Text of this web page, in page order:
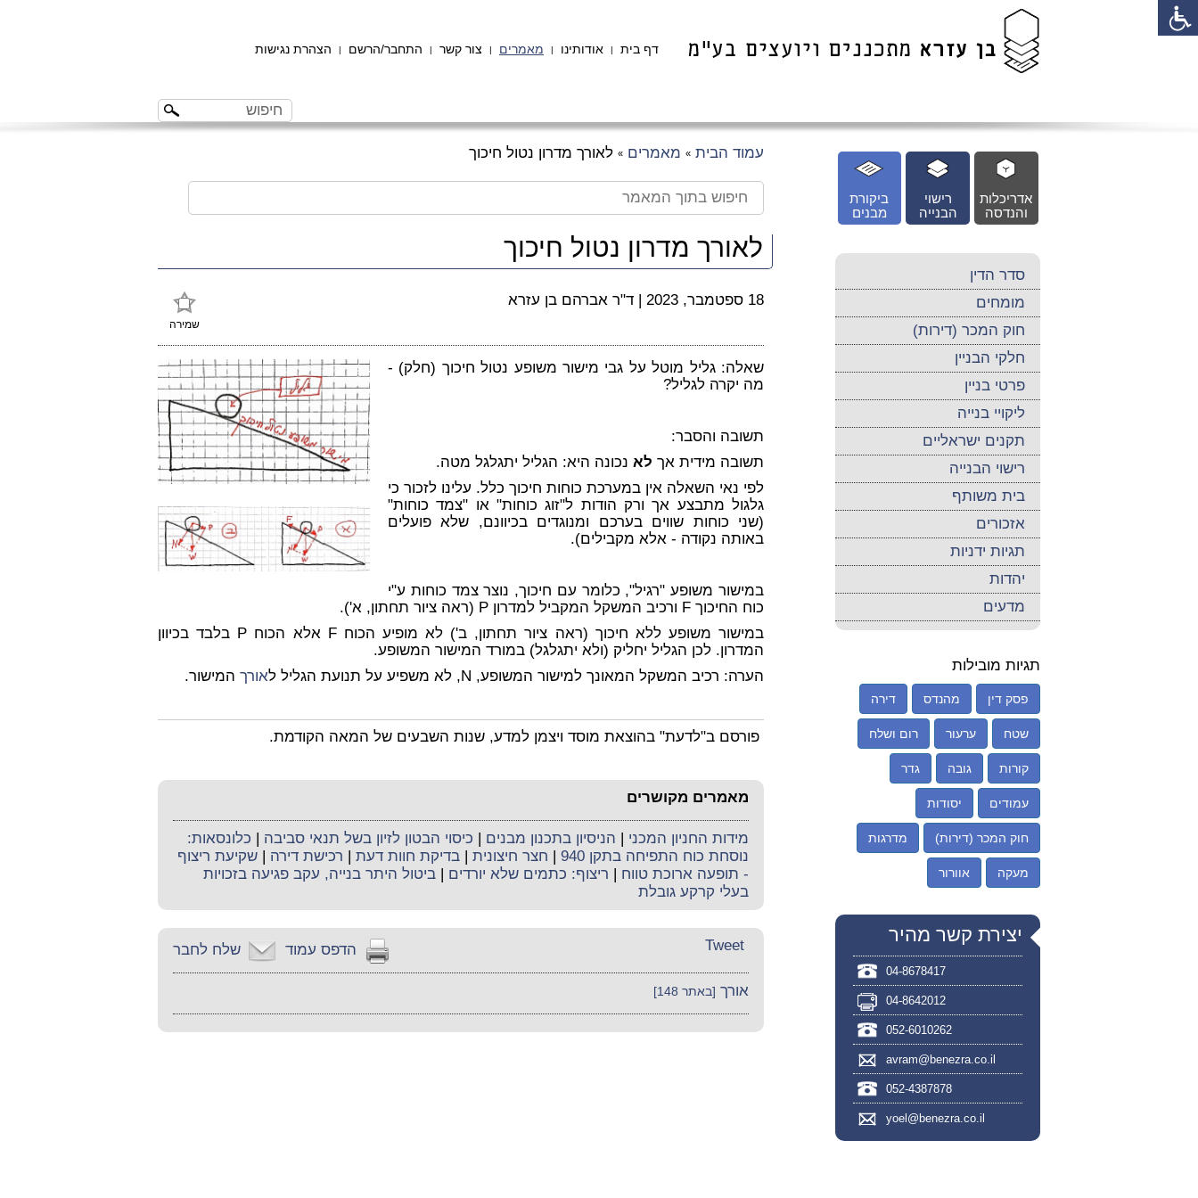
דף בית | אודותינו | מאמרים | צור קשר | התחבר/הרשם | הצהרת נגישות
עמוד הבית » מאמרים » לאורך מדרון נטול חיכוך
לאורך מדרון נטול חיכוך
שמירה
18 ספטמבר, 2023 | ד"ר אברהם בן עזרא
שאלה: גליל מוטל על גבי מישור משופע נטול חיכוך (חלק) -
מה יקרה לגליל?
תשובה והסבר:
תשובה מידית אך לא נכונה היא: הגליל יתגלגל מטה.
לפי נאי השאלה אין במערכת כוחות חיכוך כלל. עלינו לזכור כי
גלגול מתבצע אך ורק הודות ל"זוג כוחות" או "צמד כוחות"
(שני כוחות שווים בערכם ומנוגדים בכיוונם, שלא פועלים
באותה נקודה - אלא מקבילים).
במישור משופע "רגיל", כלומר עם חיכוך, נוצר צמד כוחות ע"י
כוח החיכוך F ורכיב המשקל המקביל למדרון P (ראה ציור תחתון, א').
במישור משופע ללא חיכוך (ראה ציור תחתון, ב') לא מופיע הכוח F אלא הכוח P בלבד בכיוון
המדרון. לכן הגליל יחליק (ולא יתגלגל) במורד המישור המשופע.
הערה: רכיב המשקל המאונך למישור המשופע, N, לא משפיע על תנועת הגליל ל
אורך המישור.
פורסם ב"לדעת" בהוצאת מוסד ויצמן למדע, שנות השבעים של המאה הקודמת.
מאמרים מקושרים
מידות החניון המכני | הניסיון בתכנון מבנים | כיסוי הבטון לזיון בשל תנאי סביבה | כלונסאות:
נוסחת כוח התפיחה בתקן 940
| חצר חיצונית | בדיקת חוות דעת | רכישת דירה | שקיעת ריצוף
- תופעה ארוכת טווח | ריצוף: כתמים שלא יורדים | ביטול היתר בנייה, עקב פגיעה בזכויות
בעלי קרקע גובלת
שלח לחבר הדפס עמוד Tweet
אורך [באתר 148]
ביקורת
מבנים
רישוי
הבנייה
אדריכלות
והנדסה
סדר הדין
מומחים
חוק המכר (דירות)
חלקי הבניין
פרטי בניין
ליקויי בנייה
תקנים ישראליים
רישוי הבנייה
בית משותף
אזכורים
תגיות ידניות
יהדות
מדעים
תגיות מובילות
פסק דין מהנדס דירה
שטח ערעור רום ושלח
קורות גובה גדר
עמודים יסודות
חוק המכר (דירות) מדרגות
מעקה אוורור
יצירת קשר מהיר
04-8678417
04-8642012
052-6010262
avram@benezra.co.il
052-4387878
yoel@benezra.co.il